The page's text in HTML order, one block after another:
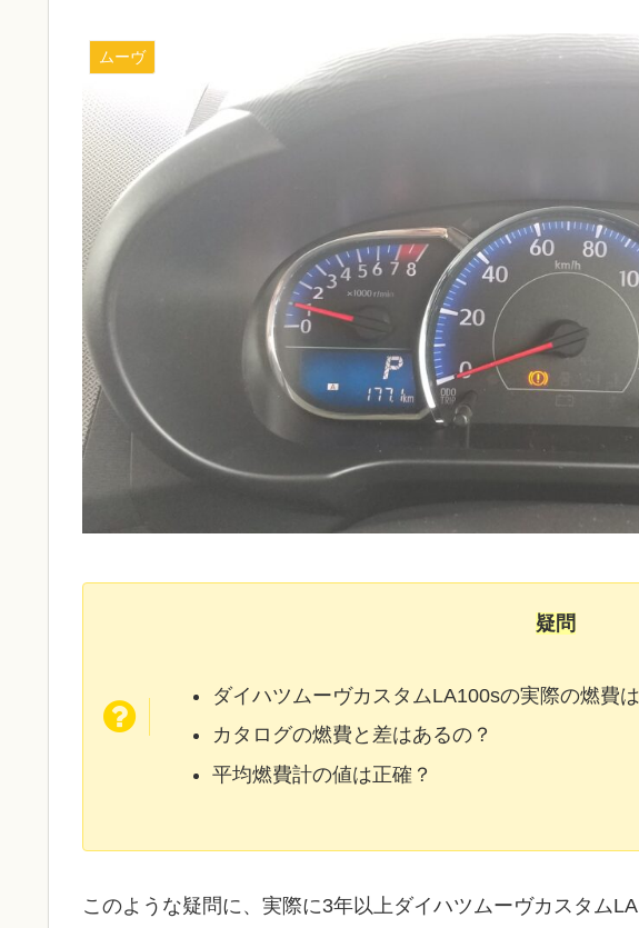
ムーヴ
疑問
ダイハツムーヴカスタムLA100sの実際の燃費
カタログの燃費と差はあるの？
平均燃費計の値は正確？
このような疑問に、実際に3年以上ダイハツムーヴカスタム